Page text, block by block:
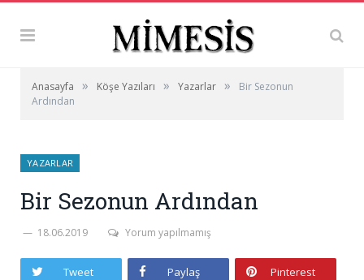
Anasayfa » Köşe Yazıları » Yazarlar »
Bir Sezonun
Ardından
YAZARLAR
Bir Sezonun Ardından
18.06.2019 Yorum yapılmamış
Tweet Paylaş Pinterest